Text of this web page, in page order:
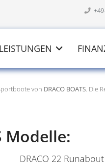
LEISTUNGEN
von DRACO BOATS. Die
Modelle:
DRACO 22 Runabout